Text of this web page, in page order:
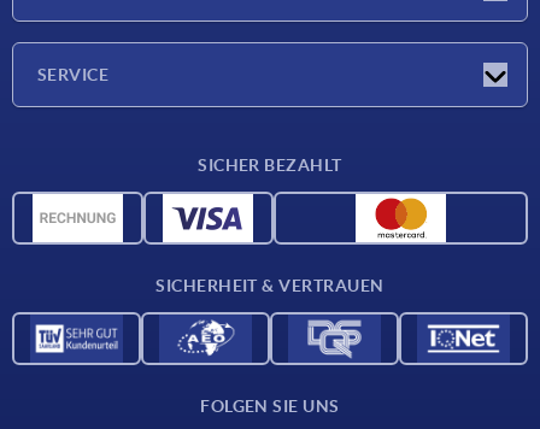
SERVICE
CAD-Daten
Für Lieferanten
SICHER BEZAHLT
SICHERHEIT & VERTRAUEN
FOLGEN SIE UNS